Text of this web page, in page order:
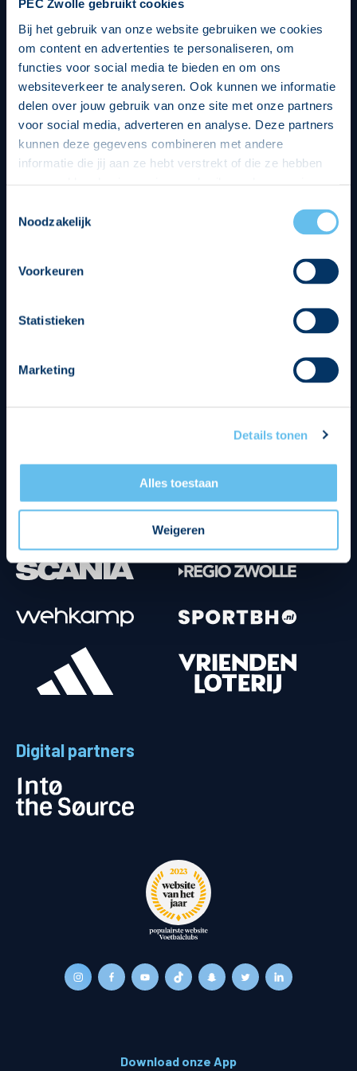
PEC Zwolle gebruikt cookies
Bij het gebruik van onze website gebruiken we cookies
om content en advertenties te personaliseren, om
functies voor social media te bieden en om ons
websiteverkeer te analyseren. Ook kunnen we informatie
delen over jouw gebruik van onze site met onze partners
voor social media, adverteren en analyse. Deze partners
kunnen deze gegevens combineren met andere
informatie die jij aan ze hebt verstrekt of die ze hebben
op een veilige en integere wijze. Je kunt je toestemming
beheren op de privacy- en cookieverklaring pagina.
Noodzakelijk
Voorkeuren
Statistieken
Marketing
Details tonen
Alles toestaan
Weigeren
Digital partners
Download onze App